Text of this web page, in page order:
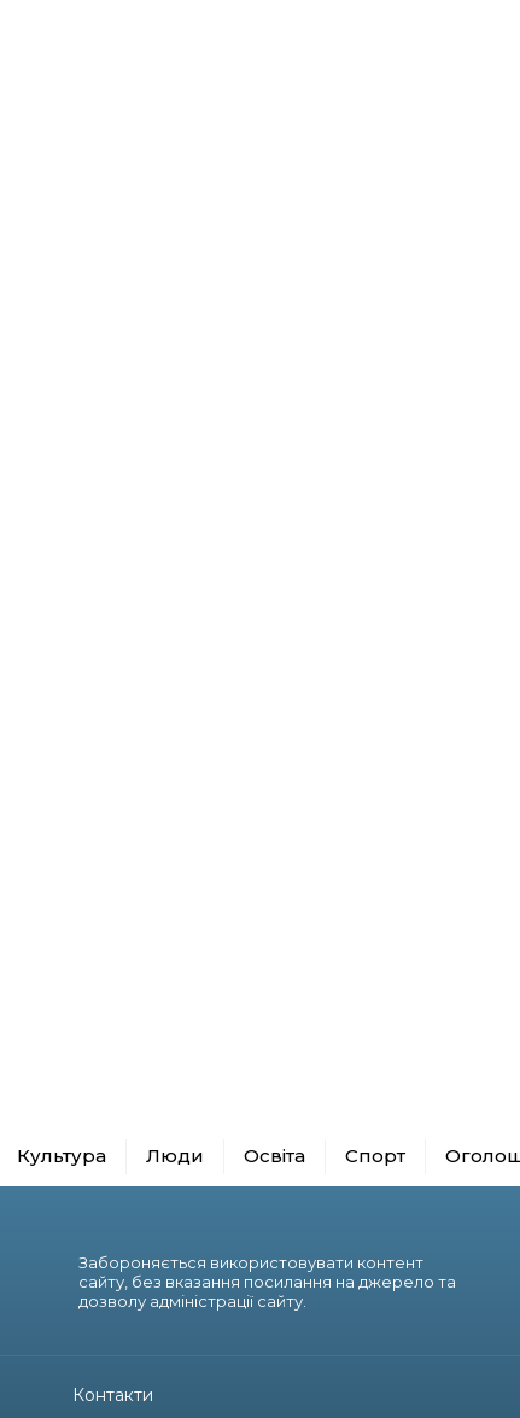
Культура Люди Освіта Спорт
Забороняється використовувати контент
сайту, без вказання посилання на джерело та
дозволу адміністрації сайту.
Контакти